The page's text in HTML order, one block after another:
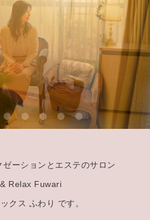
ーションとエステのサロン
Relax Fuwari
クス ふわり です。